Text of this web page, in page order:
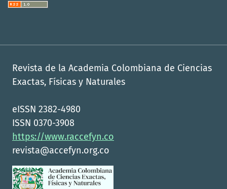
Revista de la Academia Colombiana de Ciencias
Exactas, Físicas y Naturales
eISSN 2382-4980
ISSN 0370-3908
https://www.raccefyn.co
revista@accefyn.org.co